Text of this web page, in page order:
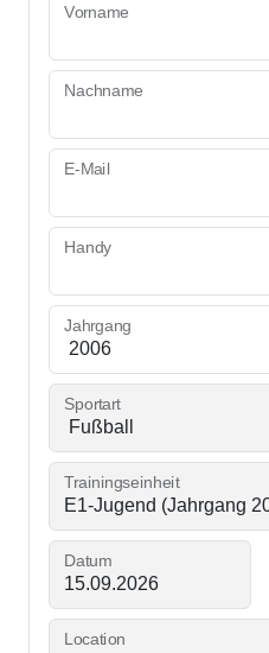
Vorname
Nachname
E-Mail
Handy
Jahrgang
Sportart
Trainingseinheit
Datum
Location